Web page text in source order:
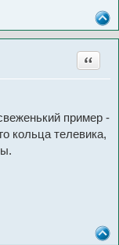
Цитата
пример -
кольца телевика,